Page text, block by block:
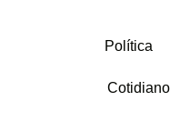
Política
Cotidiano